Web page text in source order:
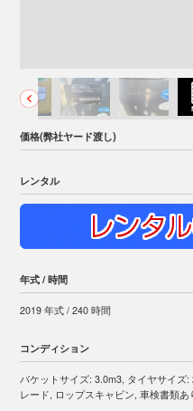
価格(弊社ヤード渡し)
レンタル
年式 / 時間
2019 年式 / 240 時間
コンディション
バケットサイズ: 3.0m3, タイヤサイ
レード, ロップスキャビン, 車検書類